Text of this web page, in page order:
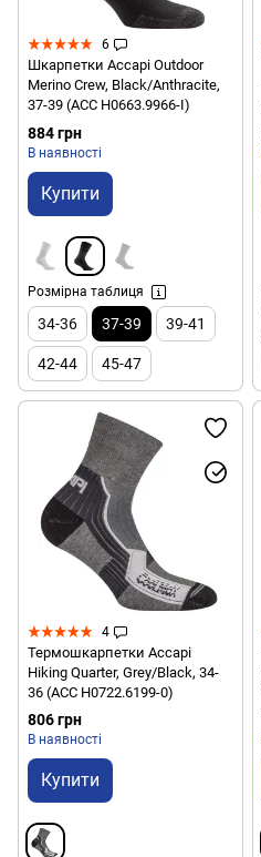
6
Шкарпетки Accapi Outdoor
Merino Crew, Black/Anthracite,
37-39 (ACC H0663.9966-I)
884 грн
В наявності
Купити
Розмірна таблиця
34-36 37-39 39-41
42-44 45-47
4
Термошкарпетки Accapi
Hiking Quarter, Grey/Black, 34-
36 (ACC H0722.6199-0)
806 грн
В наявності
Купити